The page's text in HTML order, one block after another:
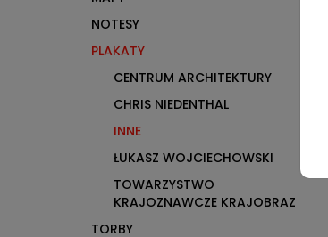
NOTESY
PLAKATY
CENTRUM ARCHITEKTURY
CHRIS NIEDENTHAL
INNE
ŁUKASZ WOJCIECHOWSKI
TOWARZYSTWO
KRAJOZNAWCZE KRAJOBRAZ
TORBY